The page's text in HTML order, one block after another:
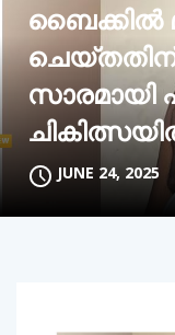
ബൈക്കിൽ
ചെയ്തതിന്
സാരമായി
JUNE 24, 2025